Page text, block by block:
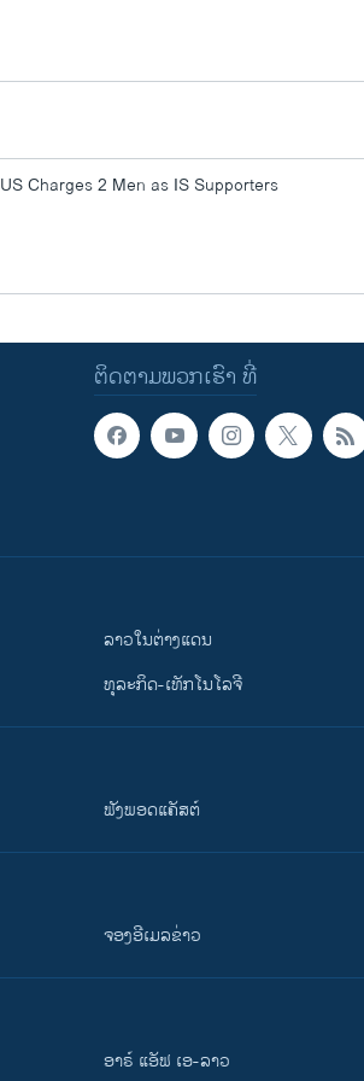
US Charges 2 Men as IS Supporters
ຕິດຕາມພວກເຮົາ ທີ່
ລາວໃນຕ່າງແດນ
ທຸລະກິດ-ເທັກໂນໂລຈີ
ຟັງພອດແຄັສຕ໌
ຈອງອີເມລຂ່າວ
ອາຣ໌ ແອັຟ ເອ-ລາວ